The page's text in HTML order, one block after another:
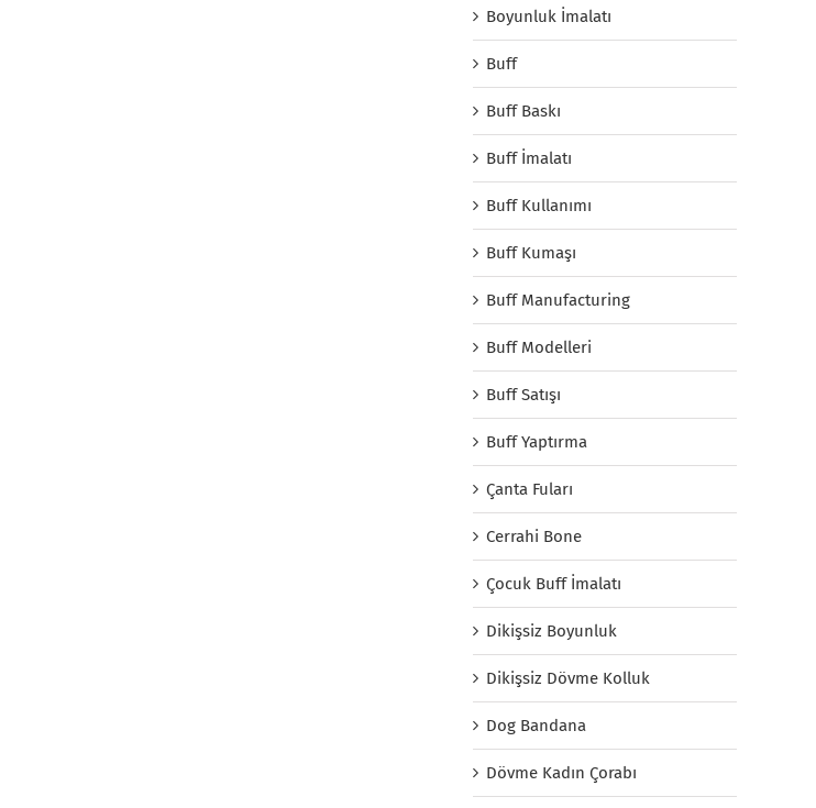
Boyunluk İmalatı
Buff
Buff Baskı
Buff İmalatı
Buff Kullanımı
Buff Kumaşı
Buff Manufacturing
Buff Modelleri
Buff Satışı
Buff Yaptırma
Çanta Fuları
Cerrahi Bone
Çocuk Buff İmalatı
Dikişsiz Boyunluk
Dikişsiz Dövme Kolluk
Dog Bandana
Dövme Kadın Çorabı